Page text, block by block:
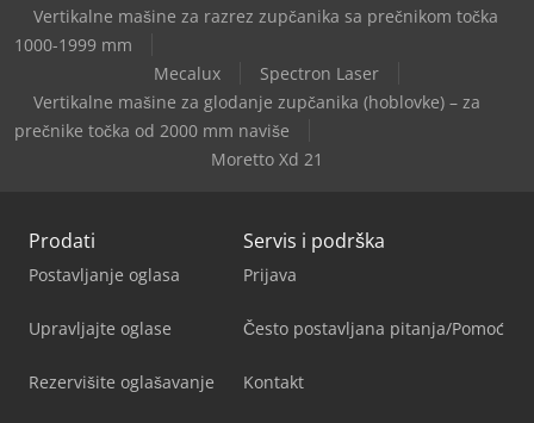
Vertikalne mašine za razrez zupčanika sa prečnikom točka
1000-1999 mm
Mecalux
Spectron Laser
Vertikalne mašine za glodanje zupčanika (hoblovke) – za
prečnike točka od 2000 mm naviše
Moretto Xd 21
Prodati
Postavljanje oglasa
Upravljajte oglase
Rezervišite oglašavanje
Servis i podrška
Prijava
Često postavljana pitanja/Pomoć
Kontakt